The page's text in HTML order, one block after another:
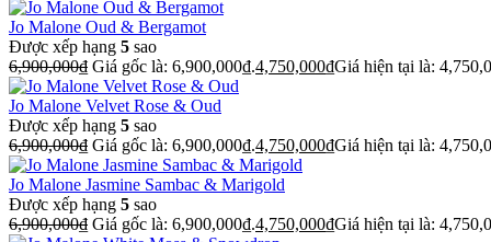
Jo Malone Oud & Bergamot
Được xếp hạng 5 sao
6,900,000₫ Giá gốc là: 6,900,000₫.4,750,000₫Giá hiện tại là:
Jo Malone Velvet Rose & Oud
Được xếp hạng 5 sao
6,900,000₫ Giá gốc là: 6,900,000₫.4,750,000₫Giá hiện tại là:
Jo Malone Jasmine Sambac & Marigold
Được xếp hạng 5 sao
6,900,000₫ Giá gốc là: 6,900,000₫.4,750,000₫Giá hiện tại là: